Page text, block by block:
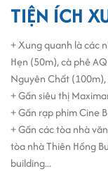
TIỆN ÍCH
+ Xung quanh là các
Hẹn (50m), cà phê
Nguyên Chất
+ Gần siêu thị
+ Gần rạp phim Cine
+ Gần các tòa nhà
tòa nhà Thiên Hồng
building...